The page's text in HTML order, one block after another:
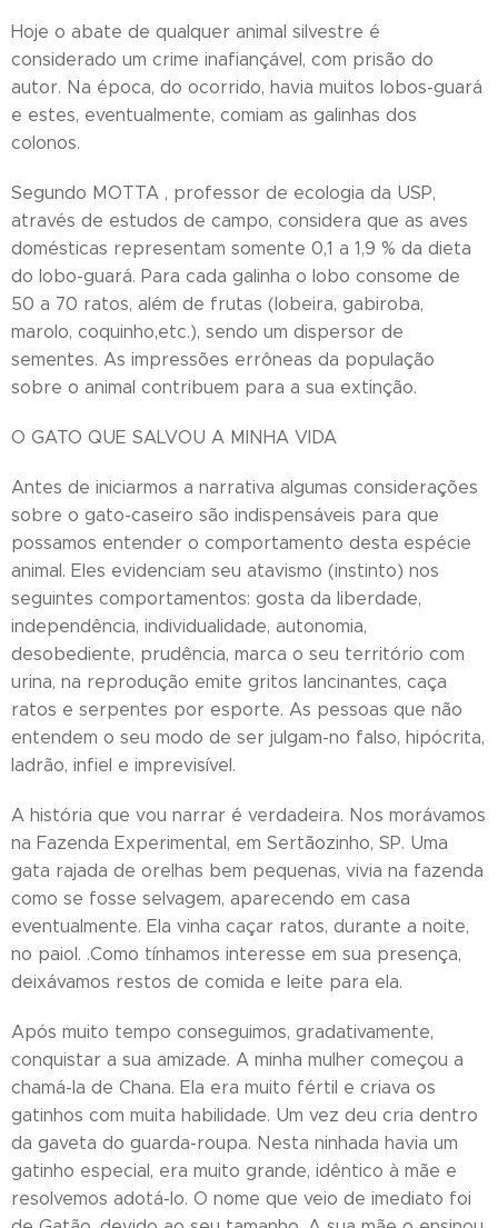
Hoje o abate de qualquer animal silvestre é
considerado um crime inafiançável, com prisão do
autor. Na época, do ocorrido, havia muitos lobos-guará
e estes, eventualmente, comiam as galinhas dos
colonos.
Segundo MOTTA , professor de ecologia da USP,
através de estudos de campo, considera que as aves
domésticas representam somente 0,1 a 1,9 % da dieta
do lobo-guará. Para cada galinha o lobo consome de
50 a 70 ratos, além de frutas (lobeira, gabiroba,
marolo, coquinho,etc.), sendo um dispersor de
sementes. As impressões errôneas da população
sobre o animal contribuem para a sua extinção.
O GATO QUE SALVOU A MINHA VIDA
Antes de iniciarmos a narrativa algumas considerações
sobre o gato-caseiro são indispensáveis para que
possamos entender o comportamento desta espécie
animal. Eles evidenciam seu atavismo (instinto) nos
seguintes comportamentos: gosta da liberdade,
independência, individualidade, autonomia,
desobediente, prudência, marca o seu território com
urina, na reprodução emite gritos lancinantes, caça
ratos e serpentes por esporte. As pessoas que não
entendem o seu modo de ser julgam-no falso, hipócrita,
ladrão, infiel e imprevisível.
A história que vou narrar é verdadeira. Nos morávamos
na Fazenda Experimental, em Sertãozinho, SP. Uma
gata rajada de orelhas bem pequenas, vivia na fazenda
como se fosse selvagem, aparecendo em casa
eventualmente. Ela vinha caçar ratos, durante a noite,
no paiol. .Como tínhamos interesse em sua presença,
deixávamos restos de comida e leite para ela.
Após muito tempo conseguimos, gradativamente,
conquistar a sua amizade. A minha mulher começou a
chamá-la de Chana. Ela era muito fértil e criava os
gatinhos com muita habilidade. Um vez deu cria dentro
da gaveta do guarda-roupa. Nesta ninhada havia um
gatinho especial, era muito grande, idêntico à mãe e
resolvemos adotá-lo. O nome que veio de imediato foi